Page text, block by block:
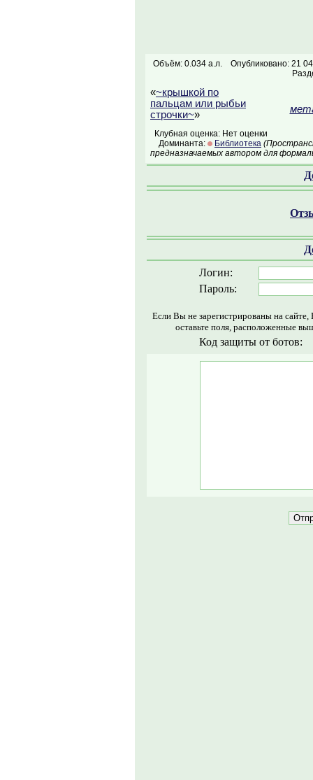
Объём: 0.034 а.л.
Опубликовано: 21
«~крышкой по
пальцам или рыбьи
строчки~»
Клубная оценка: Нет оценки
Доминанта:
Библиотека
предназначаемых автором для
Логин:
Пароль:
Если Вы не зарегистрированы на
оставьте поля, расположенные
Код защиты от ботов: